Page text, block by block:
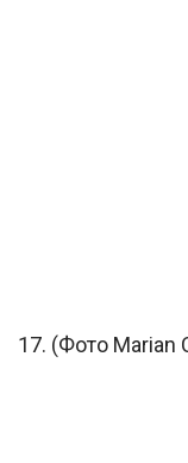
17. (Фото Marian